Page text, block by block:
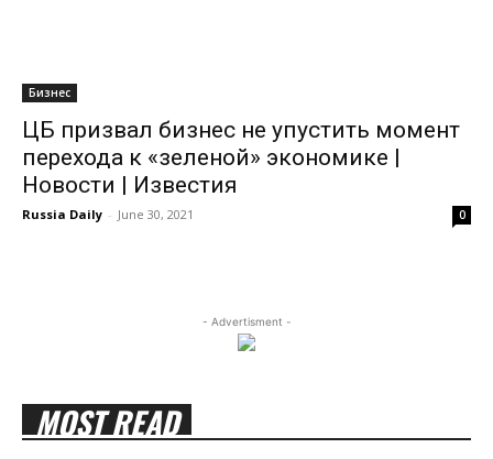
Бизнес
ЦБ призвал бизнес не упустить момент
перехода к «зеленой» экономике |
Новости | Известия
Russia Daily - June 30, 2021 0
- Advertisment -
MOST READ